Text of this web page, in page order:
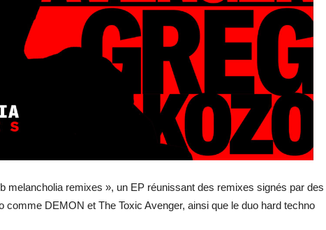
melancholia remixes », un EP réunissant des remixes signés par des
comme DEMON et The Toxic Avenger, ainsi que le duo hard techno